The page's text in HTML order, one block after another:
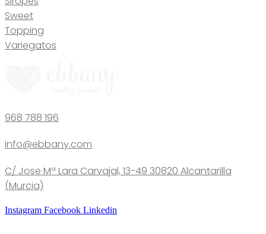
Sweet
Topping
Variegatos
968 788 196
info@ebbany.com
C/ Jose Mª Lara Carvajal, 13-49 30820 Alcantarilla
(Murcia)
Instagram Facebook Linkedin